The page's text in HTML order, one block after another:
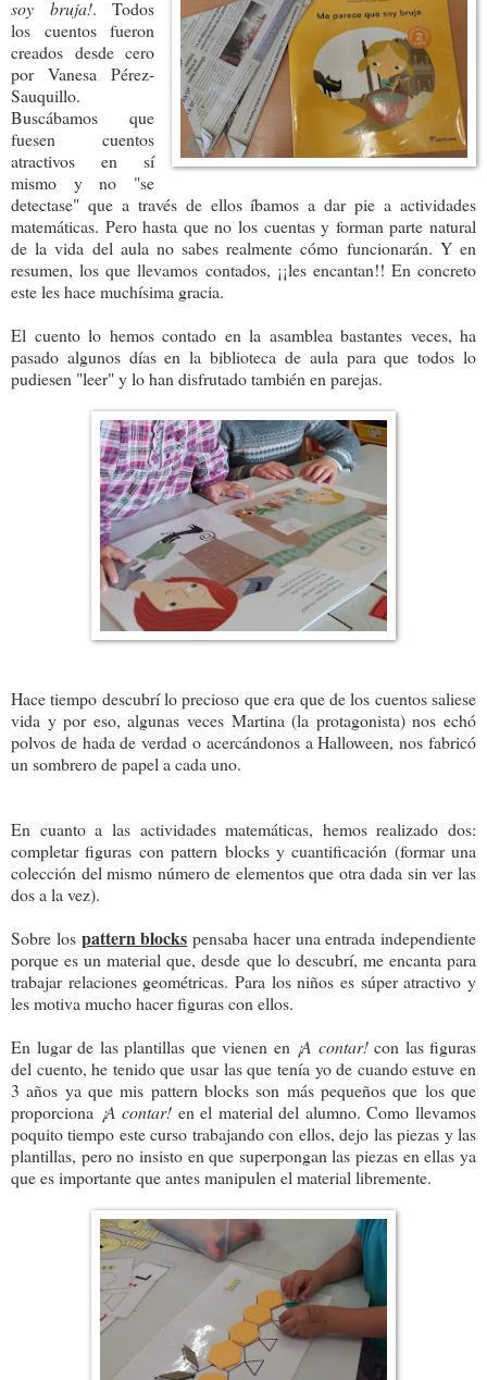
soy bruja!. Todos
los cuentos fueron
creados desde cero
por Vanesa Pérez-
Sauquillo.
Buscábamos que
fuesen cuentos
atractivos en sí
mismo y no "se
detectase" que a través de ellos íbamos a dar pie a actividades
matemáticas. Pero hasta que no los cuentas y forman parte natural
de la vida del aula no sabes realmente cómo funcionarán. Y en
resumen, los que llevamos contados, ¡¡les encantan!! En concreto
este les hace muchísima gracia.
El cuento lo hemos contado en la asamblea bastantes veces, ha
pasado algunos días en la biblioteca de aula para que todos lo
pudiesen "leer" y lo han disfrutado también en parejas.
Hace tiempo descubrí lo precioso que era que de los cuentos saliese
vida y por eso, algunas veces Martina (la protagonista) nos echó
polvos de hada de verdad o acercándonos a Halloween, nos fabricó
un sombrero de papel a cada uno.
En cuanto a las actividades matemáticas, hemos realizado dos:
completar figuras con pattern blocks y cuantificación (formar una
colección del mismo número de elementos que otra dada sin ver las
dos a la vez).
Sobre los pattern blocks pensaba hacer una entrada independiente
porque es un material que, desde que lo descubrí, me encanta para
trabajar relaciones geométricas. Para los niños es súper atractivo y
les motiva mucho hacer figuras con ellos.
En lugar de las plantillas que vienen en ¡A contar!con las figuras
del cuento, he tenido que usar las que tenía yo de cuando estuve en
3 años ya que mis pattern blocks son más pequeños que los que
proporciona ¡A contar! en el material del alumno. Como llevamos
poquito tiempo este curso trabajando con ellos, dejo las piezas y las
plantillas, pero no insisto en que superpongan las piezas en ellas ya
que es importante que antes manipulen el material libremente.